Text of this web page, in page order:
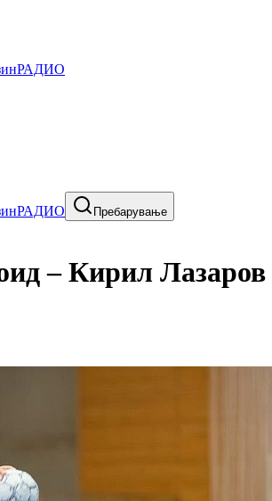
РАДИО
РАДИО Пребарување
– Кирил Лазаров